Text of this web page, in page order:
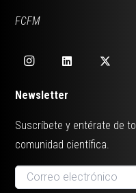
FCFM
Newsletter
Suscríbete y entérate de
comunidad científica.